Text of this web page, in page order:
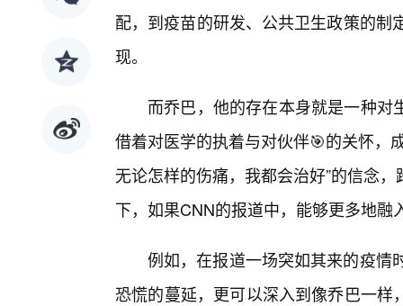
配，到疫苗的研发、公共卫生政策的
现。
而乔巴，他的存在本身就是一种
借着对医学的执着与对伙伴🎯的关怀，
无论怎样的伤痛，我都会治好”的信念
下，如果CNN的报道中，能够更多地
例如，在报道一场突如其来的疫情
恐慌的蔓延，更可以深入到像乔巴一